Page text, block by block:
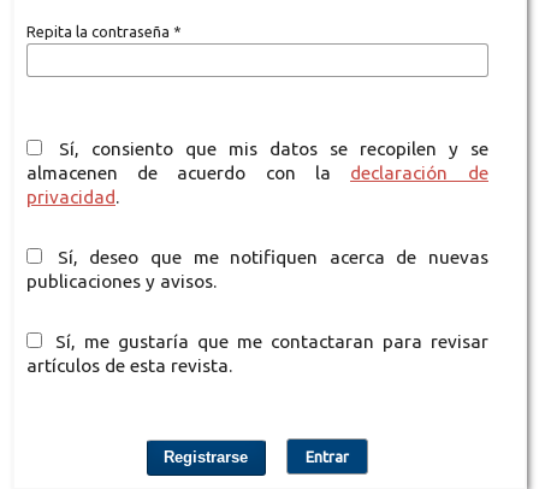
Repita la contraseña *
almacenen de acuerdo con la declaración de
privacidad.
publicaciones y avisos.
artículos de esta revista.
Registrarse Entrar